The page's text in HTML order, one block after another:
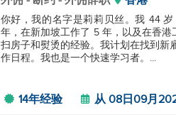
你好，我的名字是莉莉贝丝。我 44
年，在新加坡工作了 5 年，以及在香
扫房子和熨烫的经验。我计划在找到新
作日程。我也是一个快速学习者。...
14年经验 从 08日09月